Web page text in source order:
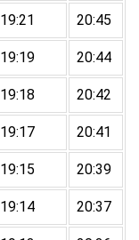
19:21 20:45
19:19 20:44
19:18 20:42
19:17 20:41
19:15 20:39
19:14 20:37